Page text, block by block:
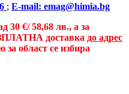
; E-mail: emag@himia.bg
30 €/58,68 лв., а за
доставка до адрес
област се избира